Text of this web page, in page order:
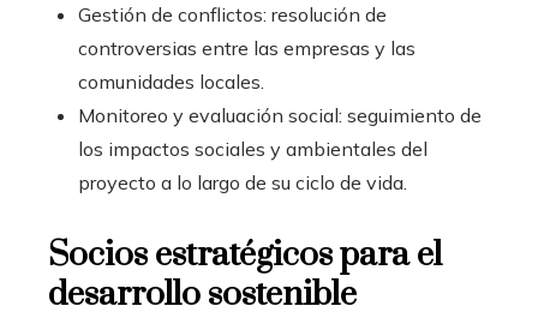
Gestión de conflictos: resolución de
controversias entre las empresas y las
comunidades locales.
Monitoreo y evaluación social: seguimiento de
los impactos sociales y ambientales del
proyecto a lo largo de su ciclo de vida.
Socios estratégicos para el
desarrollo sostenible